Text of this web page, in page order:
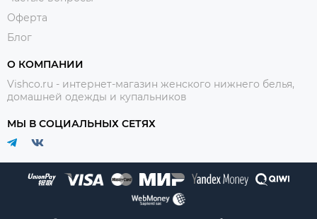
Оферта
Блог
О КОМПАНИИ
Vishco.ru - интернет-магазин женского нижнего белья,
домашней одежды и купальников
МЫ В СОЦИАЛЬНЫХ СЕТЯХ